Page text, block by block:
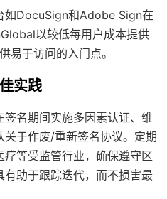
如DocuSign和Adobe Sign在
以较低每用户成本提供
易于访问的入门点。
实践
名期间实施多因素认证、维
于作废/重新签名协议。定期
等受监管行业，确保遵守区
助于跟踪迭代，而不损害最